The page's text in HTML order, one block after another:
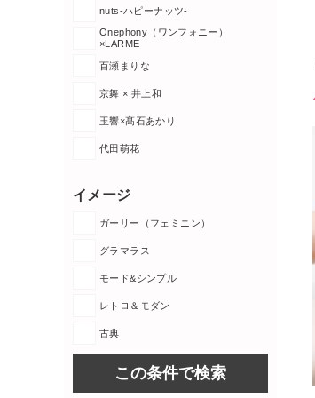
nuts-ハピーナッツ-
Onephony（ワンフォニー）
×LARME
百瀬まりな
京舞 × 井上和
玉響×髙石あかり
代田萌花
イメージ
ガーリー（フェミニン）
グラマラス
モード&シンプル
レトロ＆モダン
古典
この条件で検索